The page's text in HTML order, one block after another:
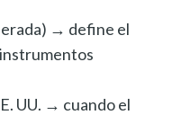
→ define el
UU. → cuando el